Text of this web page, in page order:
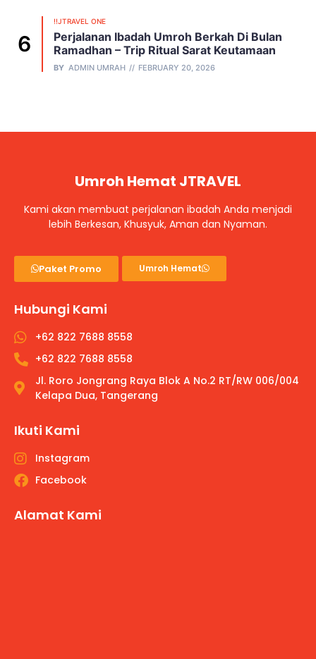
!!JTRAVEL ONE
Perjalanan Ibadah Umroh Berkah Di Bulan
Ramadhan – Trip Ritual Sarat Keutamaan
BY ADMIN UMRAH FEBRUARY 20, 2026
Umroh Hemat JTRAVEL
Kami akan membuat perjalanan ibadah Anda menjadi
lebih Berkesan, Khusyuk, Aman dan Nyaman.
Paket Promo Umroh Hemat
Hubungi Kami
+62 822 7688 8558
+62 822 7688 8558
Jl. Roro Jongrang Raya Blok A No.2 RT/RW 006/004
Kelapa Dua, Tangerang
Ikuti Kami
Instagram
Facebook
Alamat Kami